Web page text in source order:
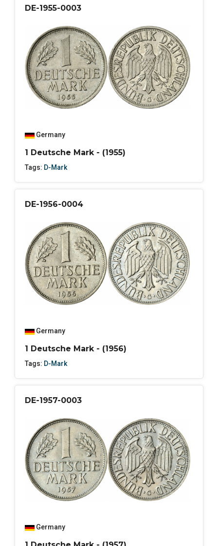
DE-1955-0003
Germany
1 Deutsche Mark - (1955)
Tags: D-Mark
DE-1956-0004
Germany
1 Deutsche Mark - (1956)
Tags: D-Mark
DE-1957-0003
Germany